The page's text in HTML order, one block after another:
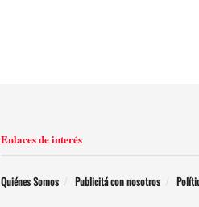
Enlaces de interés
Quiénes Somos Publicitá con nosotros